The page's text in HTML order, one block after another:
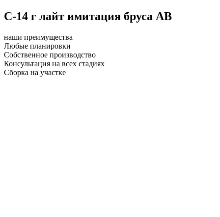
С-14 г лайт имитация бруса АВ
наши преимущества
Любые планировки
Собственное производство
Консультация на всех стадиях
Сборка на участке